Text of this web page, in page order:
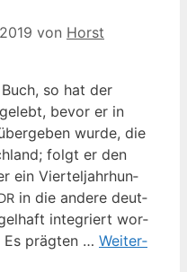
von Horst
so hat der
bevor er in
wur­de, die
folgt er den
ein Vier­tel­jahr­hun­
in die ande­re deut­
inte­griert wor­
Es präg­ten … Wei­ter­